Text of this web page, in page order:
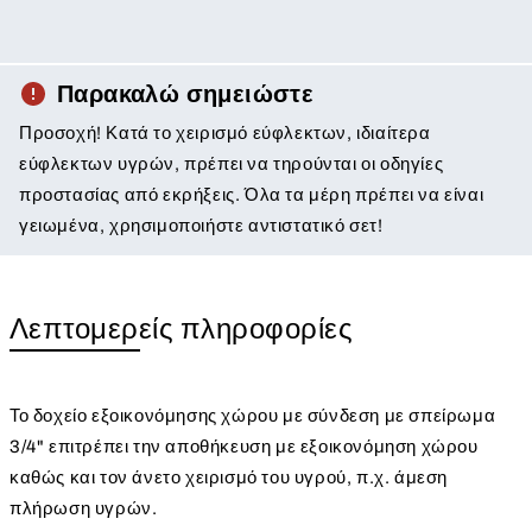
Παρακαλώ σημειώστε
Προσοχή! Κατά το χειρισμό εύφλεκτων, ιδιαίτερα
εύφλεκτων υγρών, πρέπει να τηρούνται οι οδηγίες
προστασίας από εκρήξεις. Όλα τα μέρη πρέπει να είναι
γειωμένα, χρησιμοποιήστε αντιστατικό σετ!
Λεπτομερείς πληροφορίες
Το δοχείο εξοικονόμησης χώρου με σύνδεση με σπείρωμα
3/4" επιτρέπει την αποθήκευση με εξοικονόμηση χώρου
καθώς και τον άνετο χειρισμό του υγρού, π.χ. άμεση
πλήρωση υγρών.